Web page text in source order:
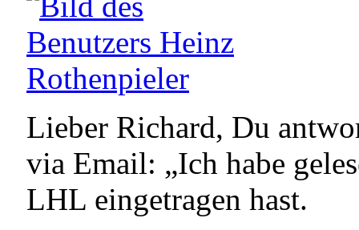
Lieber Richard, Du
via Email: „Ich habe
LHL eingetragen hast.